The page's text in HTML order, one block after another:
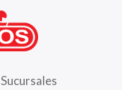
Sucursales